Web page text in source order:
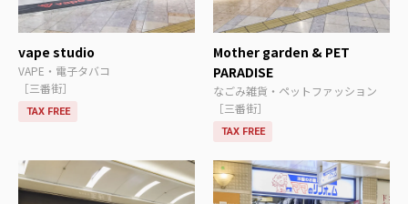
vape studio
VAPE・電子タバコ
［三番街］
TAX FREE
Mother garden & PET
PARADISE
なごみ雑貨・ペットファッション
［三番街］
TAX FREE